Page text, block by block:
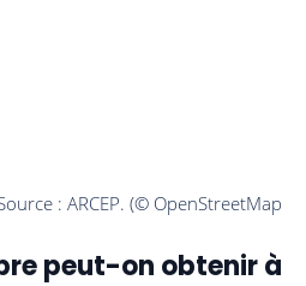
peut-on obtenir à